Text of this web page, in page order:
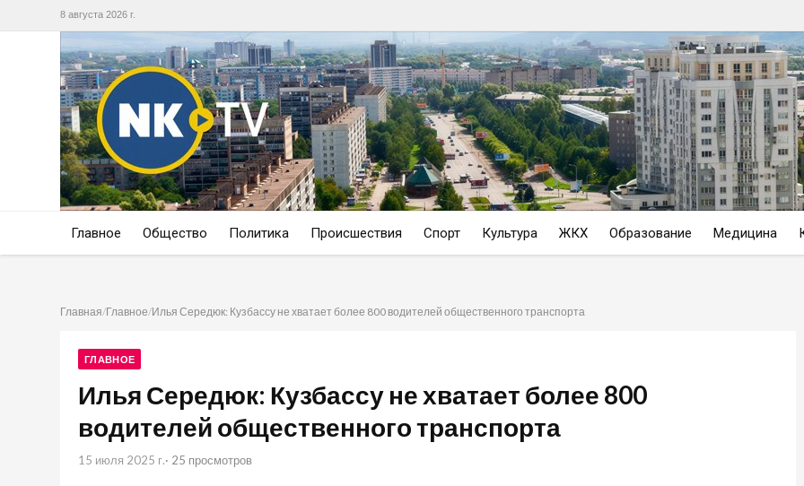
8 августа 2026 г.
Главное Общество Политика Происшествия Спорт Культура ЖКХ Образование Медицина
Главная/Главное/Илья Середюк: Кузбассу не хватает более 800 водителей общественного транспорта
ГЛАВНОЕ
Илья Середюк: Кузбассу не хватает более 800
водителей общественного транспорта
15 июля 2025 г.· 25 просмотров